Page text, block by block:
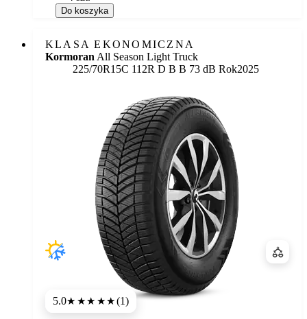
Do koszyka
KLASA EKONOMICZNA
Kormoran All Season Light Truck
225/70R15C 112R Etykieta:
D B B 73 dB Rok2025
5.0★★★★★(1)